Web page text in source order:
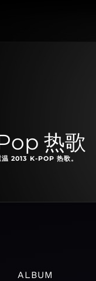
热歌
2013 K-POP 热歌。
ALBUM